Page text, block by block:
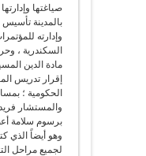
صياغتها
بالمدينة تأسيس
وإدارته
السكندرية ،
مادة الدين
إقرار تدريس
الحكومية ؛
والمستشار
برسوم سلامة
وهو أيضاً الذي
لجميع مراحل